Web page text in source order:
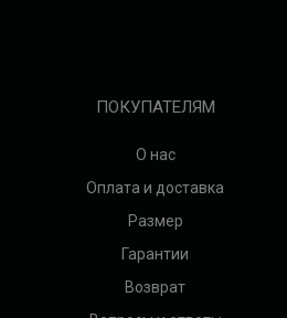
ПОКУПАТЕЛЯМ
О нас
Оплата и доставка
Размер
Гарантии
Возврат